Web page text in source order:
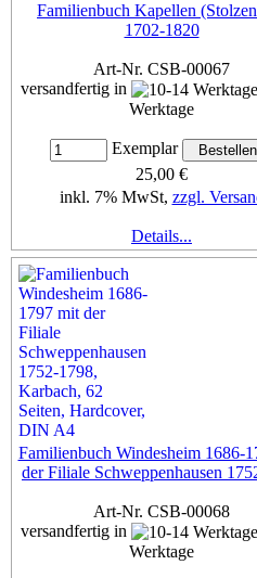
Familienbuch Kapellen
1702-1820
Art-Nr. CSB-00067
versandfertig in
Werktage
Exemplar
25,00 €
inkl. 7% MwSt, zzgl.
Details...
Familienbuch Windesheim 1686-
der Filiale Schweppenhausen
Art-Nr. CSB-00068
versandfertig in
Werktage